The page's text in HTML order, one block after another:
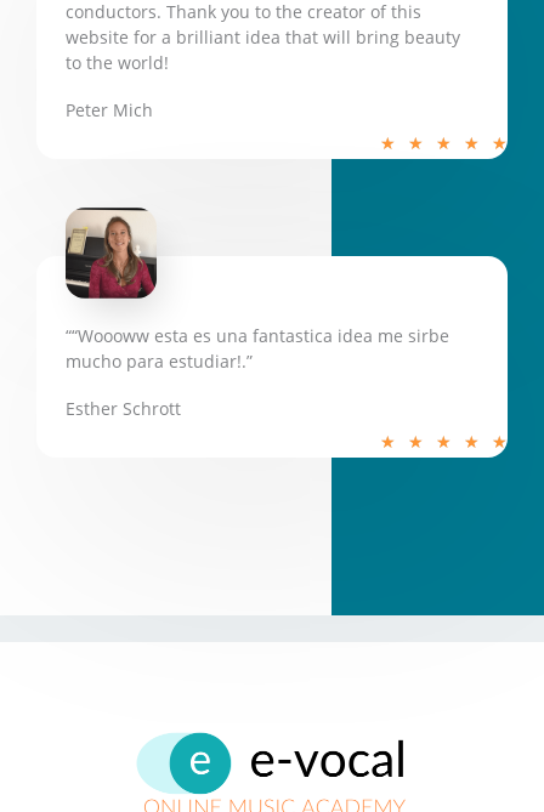
conductors. Thank you to the creator of this
website for a brilliant idea that will bring beauty
to the world!
★ ★ ★ ★ ★5
Peter Mich
““Woooww esta es una fantastica idea me sirbe
mucho para estudiar!.”
Esther Schrott
★ ★ ★ ★ ★5